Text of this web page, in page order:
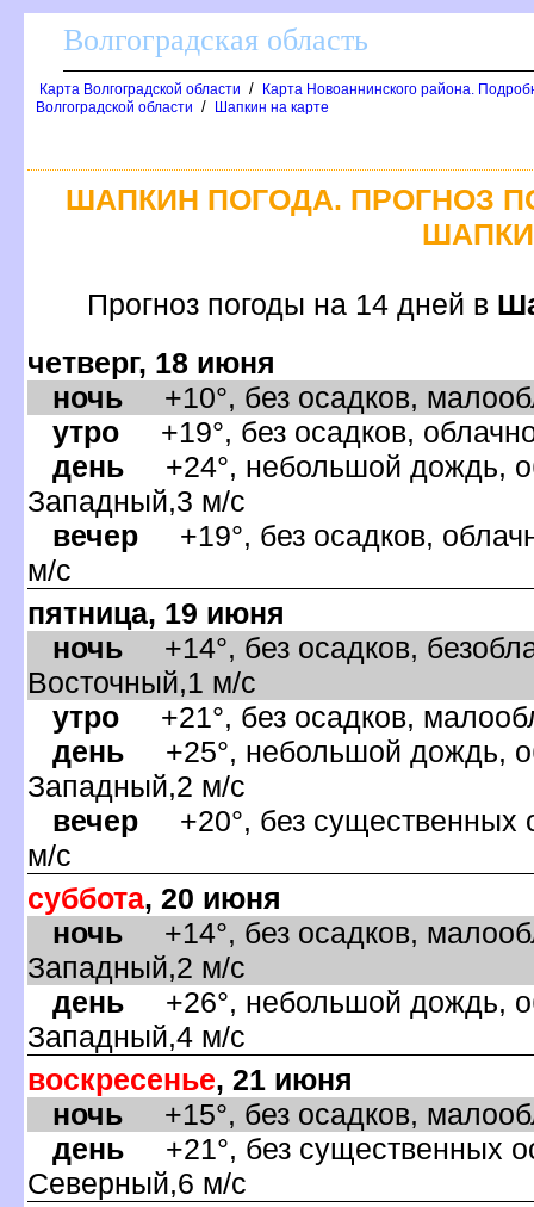
олгоградская область
Карта Волгоградской области /
Карта Новоаннинского района.
олгоградской области / Шапкин на карте
ШАПКИН ПОГОДА. ПРОГНОЗ
Прогноз погоды на 14 дней
четверг, 18 июня
ночь +10°, без осадков,
утро +19°, без осадков,
день +24°, небольшой дождь,
Западный,3 м/с
ечер +19°, без осадков,
м/с
пятница, 19 июня
ночь +14°, без осадков,
осточный,1 м/с
утро +21°, без осадков,
день +25°, небольшой дождь,
Западный,2 м/с
ечер +20°, без существенных
м/с
суббота, 20 июня
ночь +14°, без осадков,
Западный,2 м/с
день +26°, небольшой дождь,
Западный,4 м/с
оскресенье, 21 июня
ночь +15°, без осадков,
день +21°, без существенных
Северный,6 м/с